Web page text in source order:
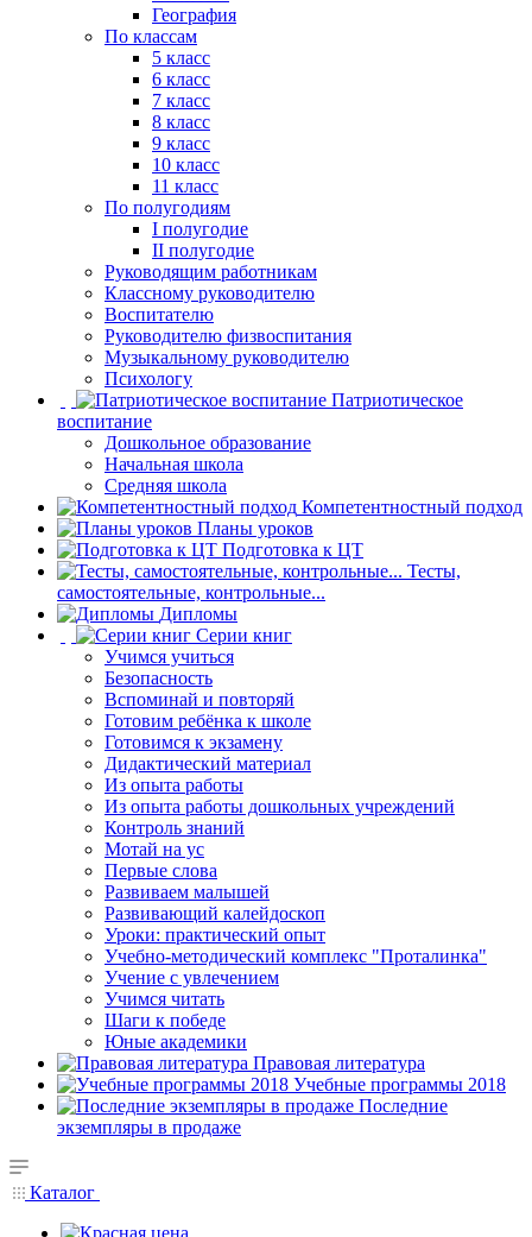
География
По классам
5 класс
6 класс
7 класс
8 класс
9 класс
10 класс
11 класс
По полугодиям
I полугодие
II полугодие
Руководящим работникам
Классному руководителю
Воспитателю
Руководителю физвоспитания
Музыкальному руководителю
Психологу
Патриотическое
воспитание
Дошкольное образование
Начальная школа
Средняя школа
Компетентностный подход
Планы уроков
Подготовка к ЦТ
Тесты,
самостоятельные, контрольные...
Дипломы
Серии книг
Учимся учиться
Безопасность
Вспоминай и повторяй
Готовим ребёнка к школе
Готовимся к экзамену
Дидактический материал
Из опыта работы
Из опыта работы дошкольных учреждений
Контроль знаний
Мотай на ус
Первые слова
Развиваем малышей
Развивающий калейдоскоп
Уроки: практический опыт
Учебно-методический комплекс "Проталинка"
Учение с увлечением
Учимся читать
Шаги к победе
Юные академики
Правовая литература
Учебные программы 2018
Последние
экземпляры в продаже
Каталог